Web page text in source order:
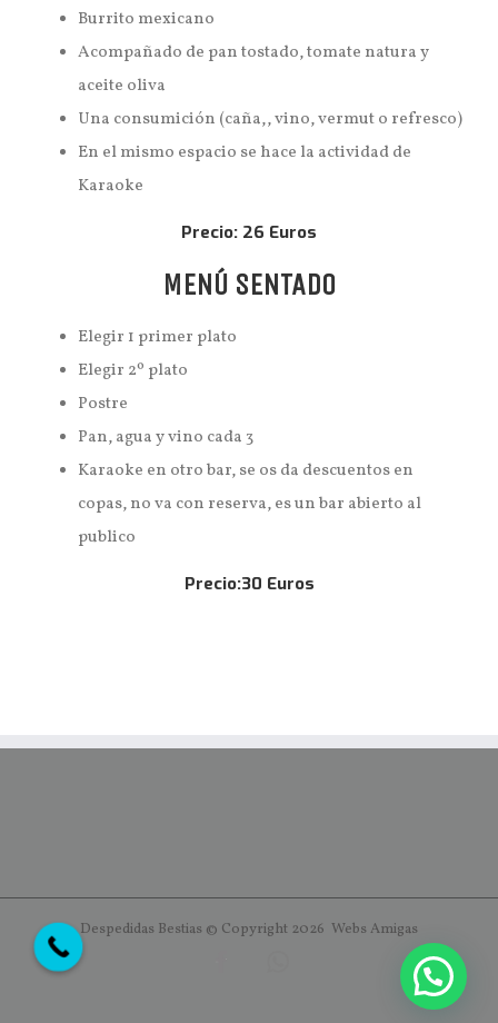
Burrito mexicano
Acompañado de pan tostado, tomate natura y
aceite oliva
Una consumición (caña,, vino, vermut o refresco)
En el mismo espacio se hace la actividad de
Karaoke
Precio: 26 Euros
MENÚ SENTADO
Elegir 1 primer plato
Elegir 2º plato
Postre
Pan, agua y vino cada 3
Karaoke en otro bar, se os da descuentos en
copas, no va con reserva, es un bar abierto al
publico
Precio:30 Euros
Despedidas Bestias © Copyright 2026 Webs Amigas